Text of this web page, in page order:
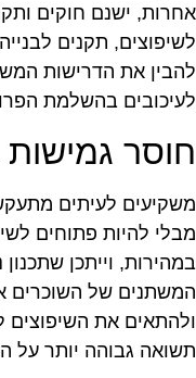
ישנם חוקים
תקנים
את הדרישות
בהשלמת
גמישות
לעיתים
להיות פתוחים
וייתכן
של השוכרים
את השיפוצים
גבוהה יותר על